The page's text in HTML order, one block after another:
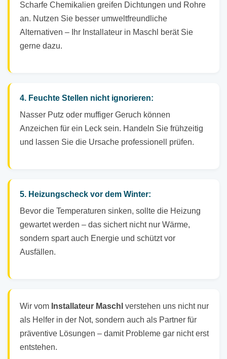
Scharfe Chemikalien greifen Dichtungen und Rohre
an. Nutzen Sie besser umweltfreundliche
Alternativen – Ihr Installateur in Maschl berät Sie
gerne dazu.
4. Feuchte Stellen nicht ignorieren:
Nasser Putz oder muffiger Geruch können
Anzeichen für ein Leck sein. Handeln Sie frühzeitig
und lassen Sie die Ursache professionell prüfen.
5. Heizungscheck vor dem Winter:
Bevor die Temperaturen sinken, sollte die Heizung
gewartet werden – das sichert nicht nur Wärme,
sondern spart auch Energie und schützt vor
Ausfällen.
Wir vom Installateur Maschl verstehen uns nicht nur
als Helfer in der Not, sondern auch als Partner für
präventive Lösungen – damit Probleme gar nicht erst
entstehen.